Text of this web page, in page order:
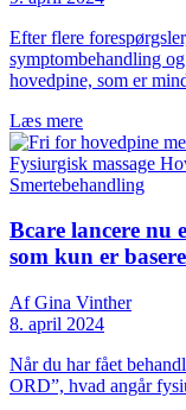
Efter flere
symptombehandling
hovedpine, som er
Læs mere
Fysiurgisk massage
Smertebehandling
Bcare lancere nu
som kun er
Af Gina Vinther
8. april 2024
Når du har fået
ORD”, hvad angår